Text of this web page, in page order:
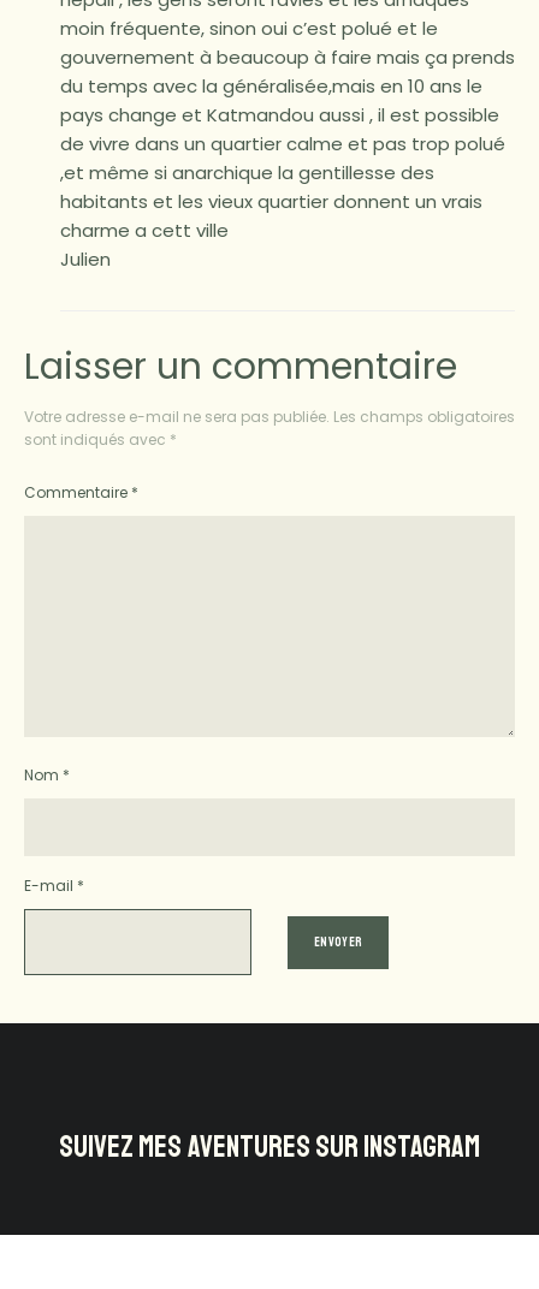
moin fréquente, sinon oui c’est polué et le
gouvernement à beaucoup à faire mais ça prends
du temps avec la généralisée,mais en 10 ans le
pays change et Katmandou aussi , il est possible
de vivre dans un quartier calme et pas trop polué
,et même si anarchique la gentillesse des
habitants et les vieux quartier donnent un vrais
charme a cett ville
Julien
Laisser un commentaire
Votre adresse e-mail ne sera pas publiée. Les champs obligatoires
sont indiqués avec *
Commentaire *
Nom *
E-mail *
SUIVEZ MES AVENTURES SUR INSTAGRAM